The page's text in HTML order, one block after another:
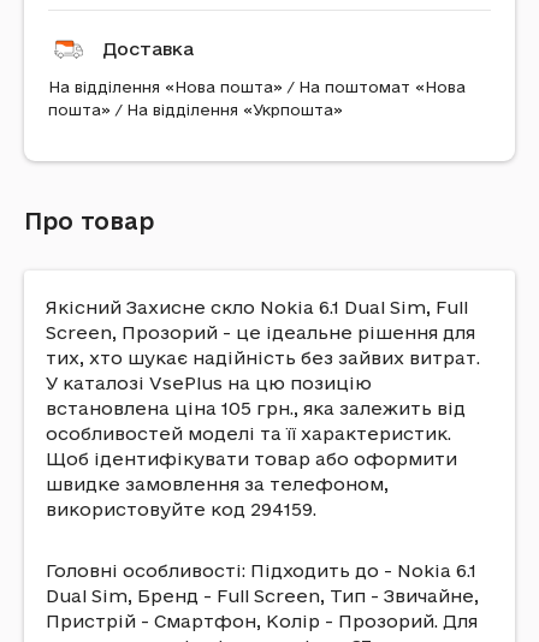
Доставка
На відділення «Нова пошта» / На поштомат «Нова
пошта» / На відділення «Укрпошта»
Про товар
Якісний Захисне скло Nokia 6.1 Dual Sim, Full
Screen, Прозорий - це ідеальне рішення для
тих, хто шукає надійність без зайвих витрат.
У каталозі VsePlus на цю позицію
встановлена ціна 105 грн., яка залежить від
особливостей моделі та її характеристик.
Щоб ідентифікувати товар або оформити
швидке замовлення за телефоном,
використовуйте код 294159.
Головні особливості: Підходить до - Nokia 6.1
Dual Sim, Бренд - Full Screen, Тип - Звичайне,
Пристрій - Смартфон, Колір - Прозорий. Для